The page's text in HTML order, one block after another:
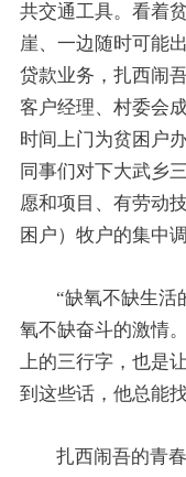
共交通工具。看着
崖、一边随时可能
贷款业务，扎西闹
客户经理、村委会
时间上门为贫困户
同事们对下大武乡
愿和项目、有劳动
困户）牧户的集中
“缺氧不缺生活
氧不缺奋斗的激情
上的三行字，也是
到这些话，他总能
扎西闹吾的青